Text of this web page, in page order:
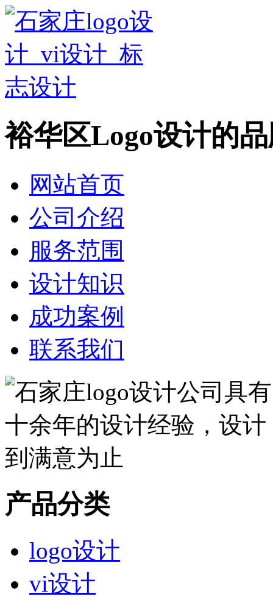
裕华区Logo设计的
网站首页
公司介绍
服务范围
设计知识
成功案例
联系我们
产品分类
logo设计
vi设计